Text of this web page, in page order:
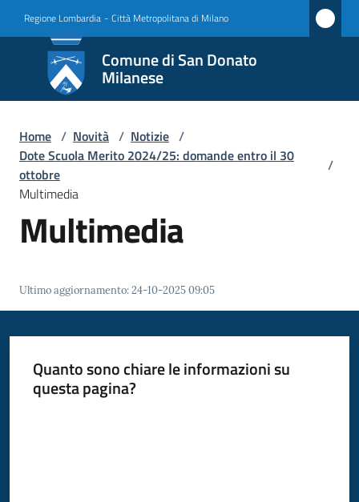
Regione Lombardia - Città Metropolitana di Milano
Comune di San Donato
Milanese
Comune
di San
Donato
Milanese
Amministrazione
Novità
Servizi
Donato
Milanese
Home / Novità / Notizie /
Dote Scuola Merito 2024/25: domande entro il 30
ottobre
/
Multimedia
Multimedia
Ultimo aggiornamento:24-10-2025 09:05
Quanto sono chiare le informazioni su
questa pagina?